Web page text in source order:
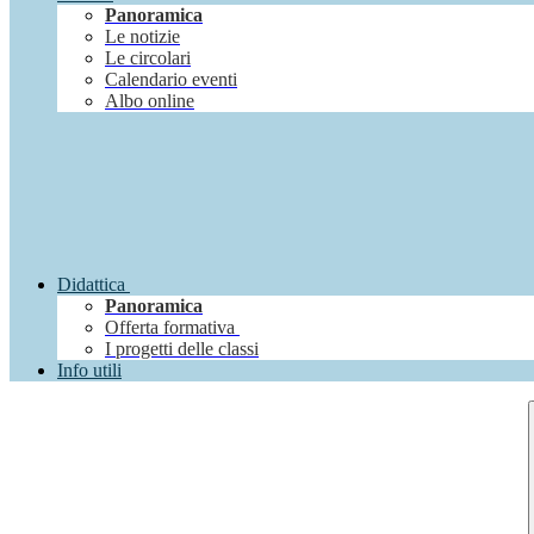
Panoramica
Le notizie
Le circolari
Calendario eventi
Albo online
Didattica
Panoramica
Offerta formativa
I progetti delle classi
Info utili